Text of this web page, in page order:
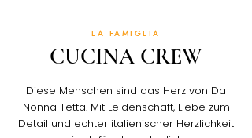
LA FAMIGLIA
CUCINA CREW
Diese Menschen sind das Herz von Da
Nonna Tetta. Mit Leidenschaft, Liebe zum
Detail und echter italienischer Herzlichkeit